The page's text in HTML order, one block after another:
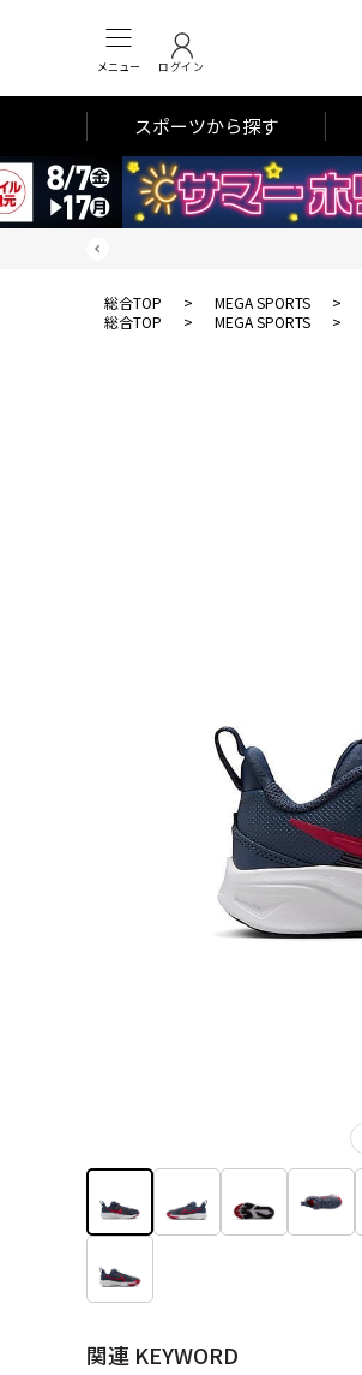
メニュー ログイン
スポーツから探す
総合TOP > MEGA SPORTS >
総合TOP
> MEGA SPORTS >
関連 KEYWORD